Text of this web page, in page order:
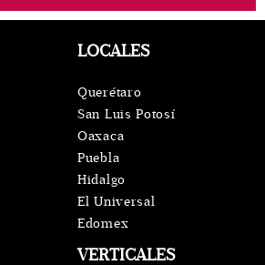
VERTICALES
LOCALES
Querétaro
San Luis Potosí
Oaxaca
Puebla
Hidalgo
El Universal
Edomex